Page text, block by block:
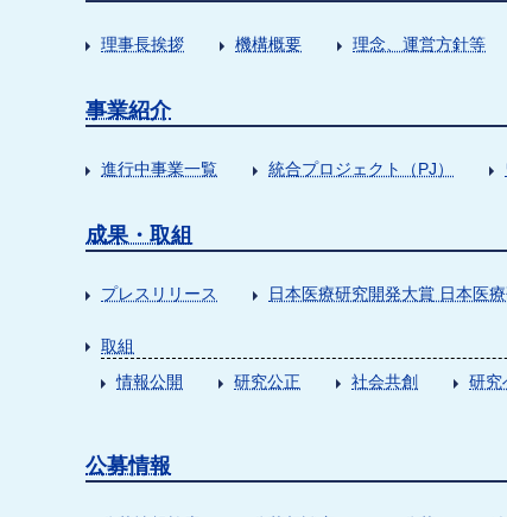
理事長挨拶 機構概要 理念、運営方針等
事業紹介
進行中事業一覧 統合プロジェクト（PJ）
成果・取組
プレスリリース 日本医療研究開発大賞 日本医
取組
情報公開
研究公正 社会共創 研究
公募情報